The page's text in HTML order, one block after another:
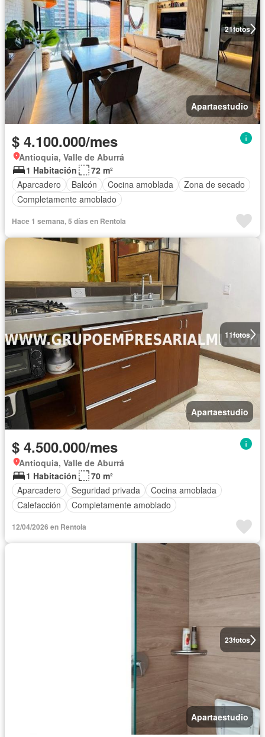
21fotos
Apartaestudio
$ 4.100.000/mes
Antioquia, Valle de Aburrá
1 Habitación
72 m²
Aparcadero
Balcón Cocina amoblada
Zona de secado
Completamente amoblado
Hace 1 semana, 5 días en Rentola
11fotos
Apartaestudio
$ 4.500.000/mes
Antioquia, Valle de Aburrá
1 Habitación
70 m²
Aparcadero
Seguridad privada
Cocina amoblada
Calefacción
Completamente amoblado
12/04/2026 en Rentola
23fotos
Apartaestudio